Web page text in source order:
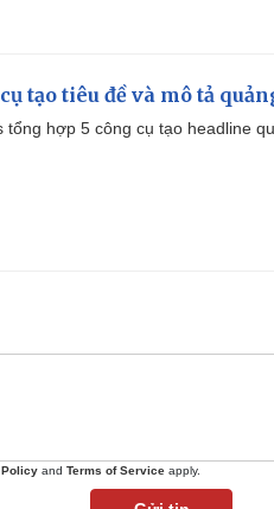
tạo tiêu đề và mô tả
tổng hợp 5 công cụ tạo headline
and Terms of Service apply.